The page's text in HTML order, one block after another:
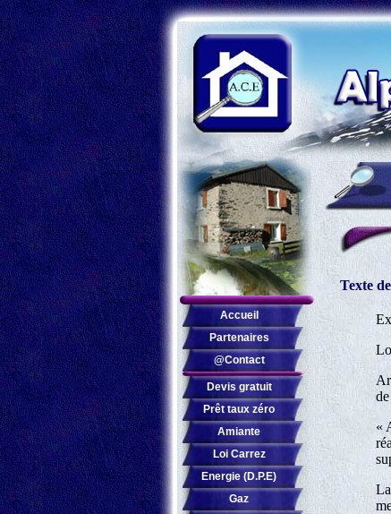
Accueil
Partenaires
@Contact
Devis gratuit
Prêt taux zéro
Amiante
Loi Carrez
Energie (D.P.E)
Gaz
Texte
«